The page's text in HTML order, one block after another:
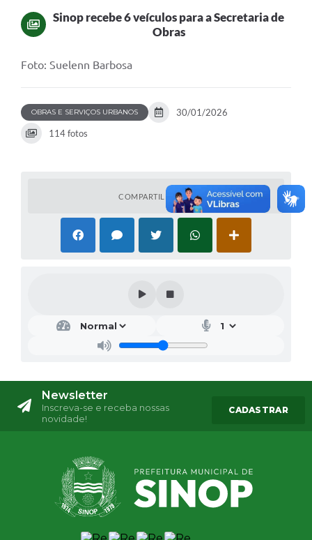
Sinop recebe 6 veículos para a Secretaria de
Obras
Foto: Suelenn Barbosa
OBRAS E SERVIÇOS URBANOS
30/01/2026
114 fotos
COMPARTILHAR
Newsletter
Inscreva-se e receba nossas
novidade!
CADASTRAR